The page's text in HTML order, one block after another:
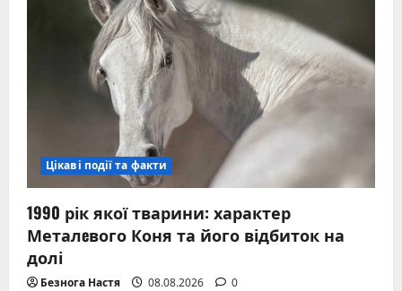
годинників
в
Україні
та
світі:
дати
і
поради
Цікаві події та факти
1990 рік якої тварини: характер
Металeвого Коня та його відбиток на
долі
Безнога Настя 08.08.2026 0